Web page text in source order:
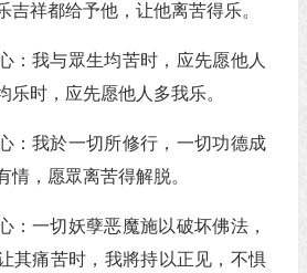
吉祥都给予他，让他离苦得乐。
：我与眾生均苦时，应先愿他人
乐时，应先愿他人多我乐。
：我於一切所修行，一切功德成
情，愿眾离苦得解脱。
：一切妖孽恶魔施以破坏佛法，
其痛苦时，我將持以正见，不惧